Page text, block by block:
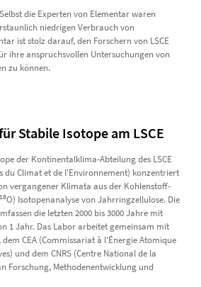
die Experten von Elementar waren
niedrigen Verbrauch von
ist stolz darauf, den Forschern von LSCE
ihre anspruchsvollen Untersuchungen von
zu können.
Stabile Isotope am LSCE
der Kontinentalklima-Abteilung des LSCE
du Climat et de l'Environnement) konzentriert
vergangener Klimata aus der Kohlenstoff-
18O) Isotopenanalyse von Jahrringzellulose. Die
die letzten 2000 bis 3000 Jahre mit
1 Jahr. Das Labor arbeitet gemeinsam mit
CEA (Commissariat à l'Énergie Atomique
und dem CNRS (Centre National de la
Forschung, Methodenentwicklung und